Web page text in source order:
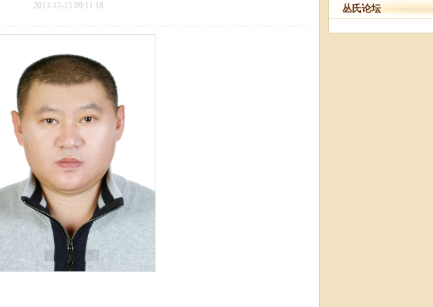
2013-12-15 09:11:18 丛氏论坛